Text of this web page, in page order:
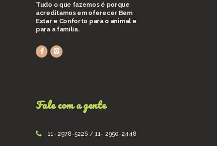
Tudo o que fazemos é porque
acreditamos em oferecer Bem
Estar e Conforto para o animal e
para a família.
Fale com a gente
11- 2978-5226 / 11- 2950-2448